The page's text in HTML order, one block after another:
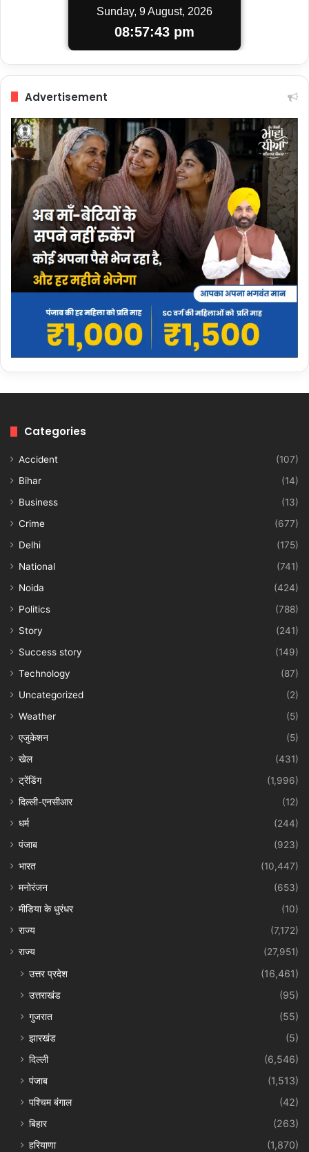
Sunday, 9 August, 2026
08:57:44 pm
Advertisement
Categories
Accident
(107)
Bihar
(14)
Business
(13)
Crime
(677)
Delhi
(175)
National
(741)
Noida
(424)
Politics
(788)
Story
(241)
Success story
(149)
Technology
(87)
Uncategorized
(2)
Weather
(5)
एजुकेशन
(5)
खेल
(431)
ट्रेंडिंग
(1,996)
दिल्ली-एनसीआर
(12)
धर्म
(244)
पंजाब
(923)
भारत
(10,447)
मनोरंजन
(653)
मीडिया के धुरंधर
(10)
राज्य
(7,172)
राज्य
(27,951)
उत्तर प्रदेश
(16,461)
उत्तराखंड
(95)
गुजरात
(55)
झारखंड
(5)
दिल्ली
(6,546)
पंजाब
(1,513)
पश्चिम बंगाल
(42)
बिहार
(263)
हरियाणा
(1,870)